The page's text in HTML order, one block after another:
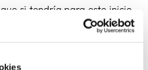
si tendría para este inicio.